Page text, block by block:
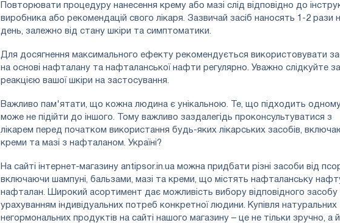
Повторювати процедуру нанесення крему або мазі слід відповідно до
виробника або рекомендацій свого лікаря. Зазвичай засіб наносять 1-2 рази
день, залежно від стану шкіри та симптоматики.
Для досягнення максимального ефекту рекомендується використовувати
на основі нафталану та нафталанської нафти регулярно. Уважно слідкуйте за
реакцією вашої шкіри на застосування.
Важливо пам'ятати, що кожна людина є унікальною. Те, що підходить
може не підійти до іншого. Тому важливо заздалегідь проконсультуватися з
лікарем перед початком використання будь-яких лікарських засобів,
креми та мазі з нафталаном. Україні?
На сайті інтернет-магазину antipsor.in.ua можна придбати різні засоби від
включаючи шампуні, бальзами, мазі та креми, що містять нафталанську
нафталан. Широкий асортимент дає можливість вибору відповідного засобу
урахуванням індивідуальних потреб конкретної людини. Купівля натуральних
негормональних продуктів на сайті нашого магазину – це не тільки зручно, а й